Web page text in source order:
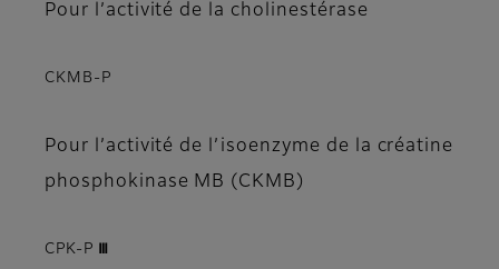
Pour l’activité de la cholinestérase
CKMB-P
Pour l’activité de l’isoenzyme de la créatine
phosphokinase MB (CKMB)
CPK-P Ⅲ